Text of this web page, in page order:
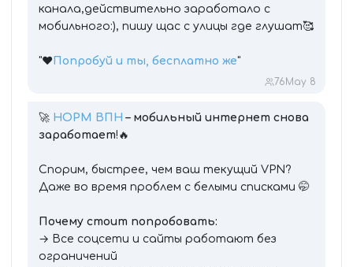
канала,действительно заработало с
мобильного:), пишу щас с улицы где глушат🥰
"❤️ Попробуй и ты, бесплатно же"
76 May 8
🚀 НОРМ ВПН – мобильный интернет снова
заработает!🔥
Спорим, быстрее, чем ваш текущий VPN?
Даже во время проблем с белыми списками 🤭
Почему стоит попробовать:
→ Все соцсети и сайты работают без
ограничений